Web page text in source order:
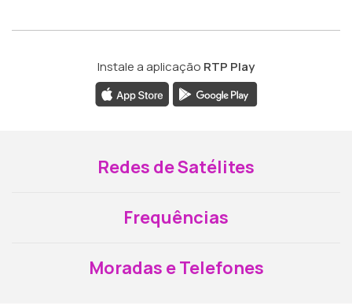
Instale a aplicação RTP Play
Redes de Satélites
Frequências
Moradas e Telefones